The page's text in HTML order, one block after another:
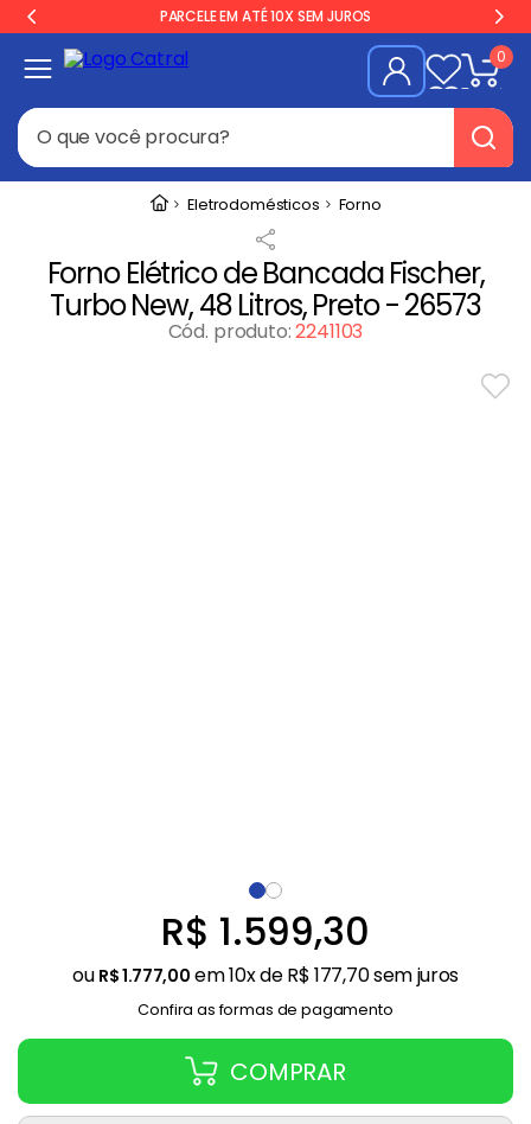
PARCELE EM ATÉ 10X SEM JUROS
0
O que você procura?
Eletrodomésticos Forno
Forno Elétrico de Bancada Fischer,
Turbo New, 48 Litros, Preto - 26573
Cód. produto:2241103
R$ 1.599,30
ou R$1.777,00 em10x deR$ 177,70sem juros
Confira as formas de pagamento
COMPRAR
Termos mais buscados
2º Geladeira
3º Balança